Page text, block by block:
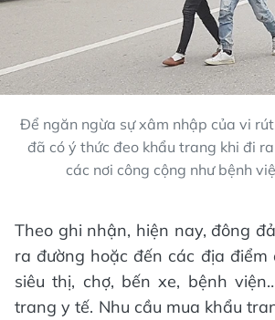
Để ngăn ngừa sự xâm nhập của vi
đã có ý thức đeo khẩu trang khi đi
các nơi công cộng như bệnh
Theo ghi nhận, hiện nay, đông
ra đường hoặc đến các địa điểm
siêu thị, chợ, bến xe, bệnh
trang y tế. Nhu cầu mua khẩu